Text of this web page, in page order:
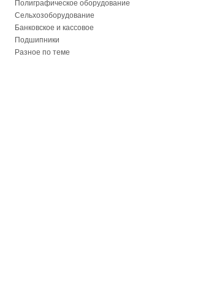
Полиграфическое оборудование
Сельхозоборудование
Банковское и кассовое
Подшипники
Разное по теме